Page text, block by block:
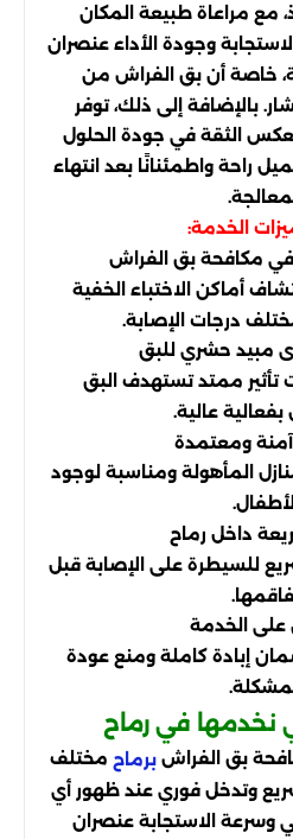
مع مراعاة طبيعة المكان
وجودة الأداء عنصران
خاصة أن بق الفراش من
بالإضافة إلى ذلك، توفر
الثقة في جودة الحلول
راحة واطمئنانًا بعد انتهاء
الخدمة:
مكافحة بق الفراش
أماكن الاختباء الخفية
درجات الإصابة.
مبيد حشري للبق
تأثير ممتد تستهدف البق
عالية.
ومعتمدة
المأهولة ومناسبة لوجود
الأطفال.
داخل رماح
للسيطرة على الإصابة قبل
الخدمة
إبادة كاملة ومنع عودة
نخدمها في رماح
بق الفراش برماح مختلف
وتدخل فوري عند ظهور أي
وسرعة الاستجابة عنصران